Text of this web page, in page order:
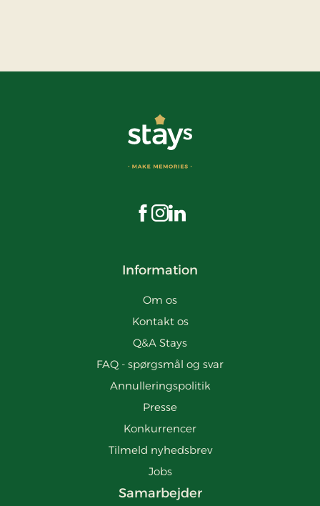
Besøg os på Facebook
Besøg os på Instagram
Besøg os på LinkedIn
Information
Om os
Kontakt os
Q&A Stays
FAQ - spørgsmål og svar
Annulleringspolitik
Presse
Konkurrencer
Tilmeld nyhedsbrev
Jobs
Samarbejder